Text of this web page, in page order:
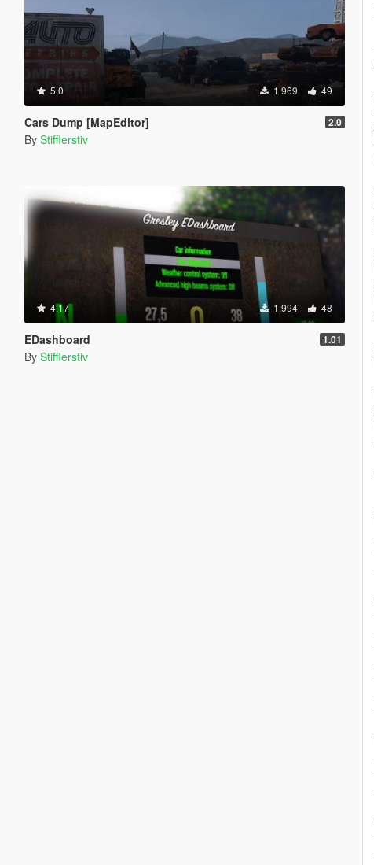
5.0 1.969 49
Cars Dump [MapEditor] 2.0
By Stifflerstiv
4.17 1.994 48
EDashboard 1.01
By Stifflerstiv